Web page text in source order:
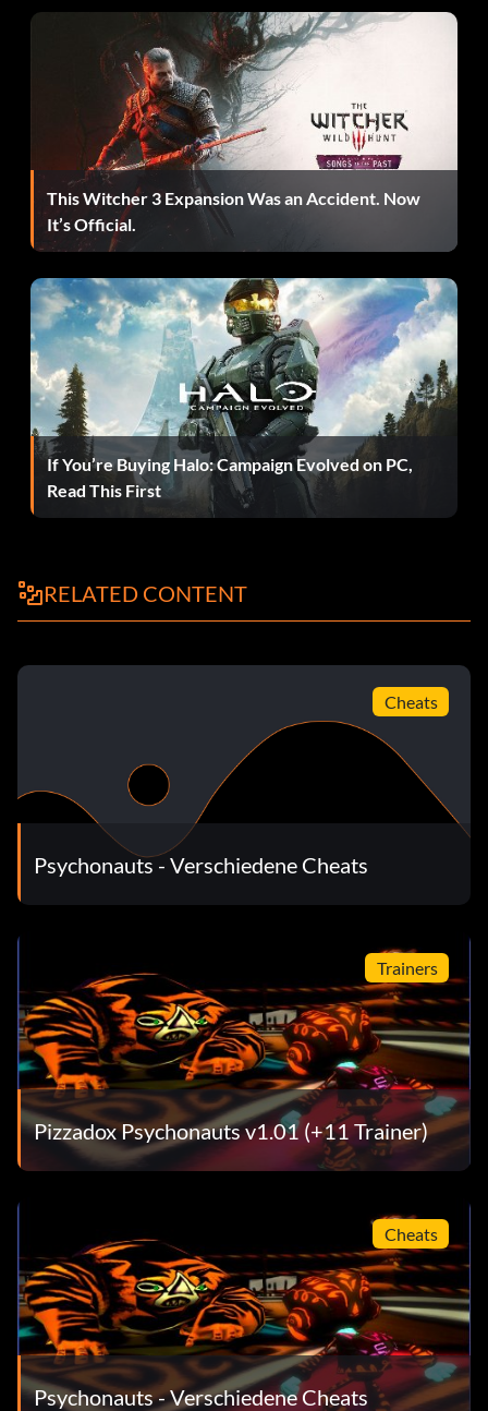
This Witcher 3 Expansion Was an Accident. Now
It’s Official.
If You’re Buying Halo: Campaign Evolved on PC,
Read This First
RELATED CONTENT
Cheats
Psychonauts - Verschiedene Cheats
Trainers
Pizzadox Psychonauts v1.01 (+11 Trainer)
Cheats
Psychonauts - Verschiedene Cheats